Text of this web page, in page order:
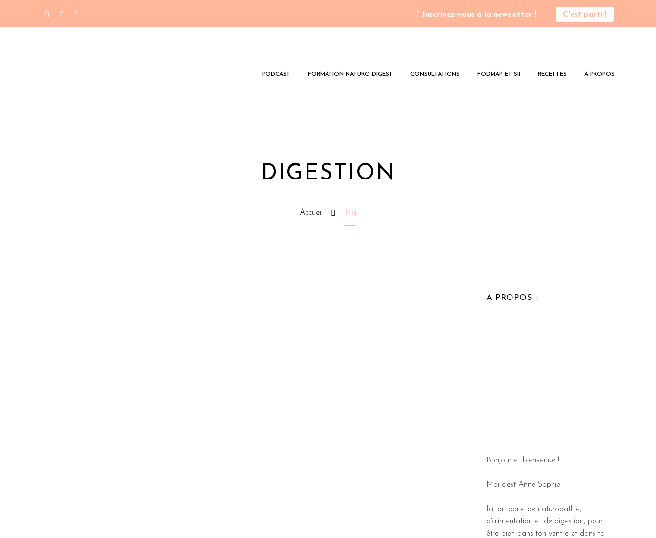
Inscrivez-vous à la newsletter ! C'est parti !
PODCAST FORMATION NATURO DIGEST CONSULTATIONS FODMAP ET SII RECETTES A PROPOS
DIGESTION
Accueil Tag
A PROPOS
Bonjour et bienvenue !
Moi c'est Anne-Sophie.
Ici, on parle de naturopathie,
d'alimentation et de digestion, pour
être bien dans ton ventre et dans ta